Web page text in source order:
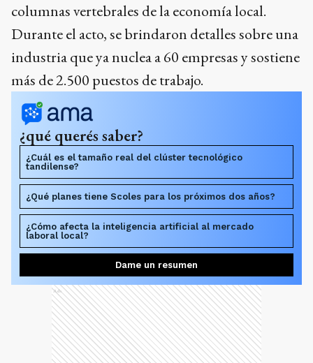
columnas vertebrales de la economía local.
Durante el acto, se brindaron detalles sobre una
industria que ya nuclea a 60 empresas y sostiene
más de 2.500 puestos de trabajo.
¿qué querés saber?
¿Cuál es el tamaño real del clúster tecnológico
tandilense?
¿Qué planes tiene Scoles para los próximos dos años?
¿Cómo afecta la inteligencia artificial al mercado
laboral local?
Dame un resumen
Ads